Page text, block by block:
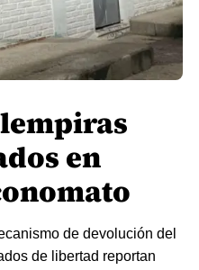
en
de devolución del
de libertad reportan